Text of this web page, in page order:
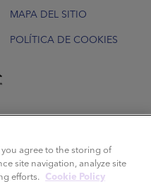
MAPA DEL SITIO
POLÍTICA DE COOKIES
you agree to the storing of
site navigation, analyze site
efforts. Cookie Policy